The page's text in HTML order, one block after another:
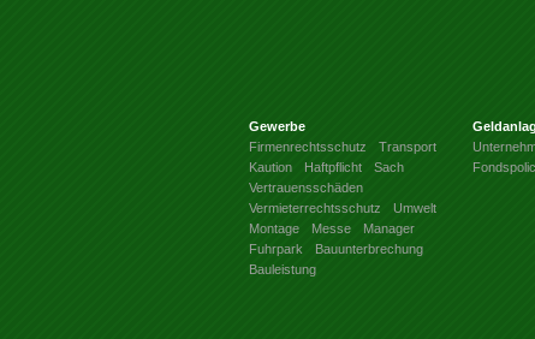
Gewerbe
Firmenrechtsschutz
Transport
Kaution
Haftpflicht
Sach
Vertrauensschäden
Vermieterrechtsschutz
Umwelt
Montage
Messe
Manager
Fuhrpark
Bauunterbrechung
Bauleistung